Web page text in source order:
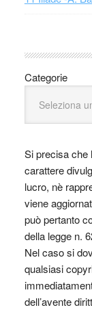
Categorie
Si precisa che
carattere
lucro, nè
viene
può pertanto
della legge n.
Nel caso si
qualsiasi
dell’avente